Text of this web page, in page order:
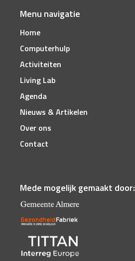
Menu navigatie
Home
Computerhulp
Activiteiten
Living Lab
Agenda
Nieuws & Artikelen
Over ons
Contact
Mede mogelijk gemaakt door: